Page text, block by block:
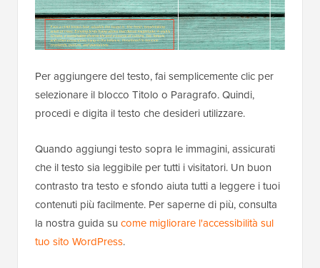
Per aggiungere del testo, fai semplicemente clic per
selezionare il blocco Titolo o Paragrafo. Quindi,
procedi e digita il testo che desideri utilizzare.
Quando aggiungi testo sopra le immagini, assicurati
che il testo sia leggibile per tutti i visitatori. Un buon
contrasto tra testo e sfondo aiuta tutti a leggere i tuoi
contenuti più facilmente. Per saperne di più, consulta
la nostra guida su come migliorare l'accessibilità sul
tuo sito WordPress.